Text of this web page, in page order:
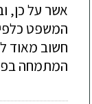
אשר על כן,
המשפט
חשוב מאוד
המתמחה